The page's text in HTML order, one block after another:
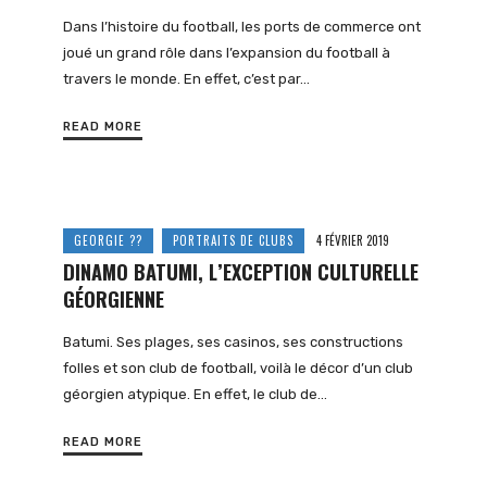
Dans l’histoire du football, les ports de commerce ont
joué un grand rôle dans l’expansion du football à
travers le monde. En effet, c’est par…
READ MORE
GEORGIE ?? PORTRAITS DE CLUBS 4 FÉVRIER 2019
DINAMO BATUMI, L’EXCEPTION CULTURELLE
GÉORGIENNE
Batumi. Ses plages, ses casinos, ses constructions
folles et son club de football, voilà le décor d’un club
géorgien atypique. En effet, le club de…
READ MORE